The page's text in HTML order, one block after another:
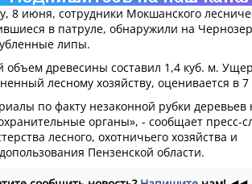
8 июня, сотрудники Мокшанского
в патруле, обнаружили на
липы.
древесины составил 1,4 куб. м.
лесному хозяйству, оценивается в 7
по факту незаконной рубки
органы», - сообщает пресс-
лесного, охотничьего хозяйства и
Пензенской области.